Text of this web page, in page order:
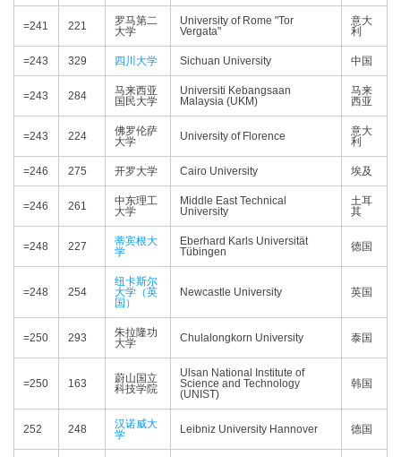
=241 221
罗马第二
大学
University of Rome "Tor
Vergata"
意大
利
=243 329 四川大学 Sichuan University 中国
=243 284
马来西亚
国民大学
Universiti Kebangsaan
Malaysia (UKM)
马来
西亚
=243 224
佛罗伦萨
大学
University of Florence
意大
利
=246 275 开罗大学 Cairo University 埃及
=246 261
中东理工
大学
Middle East Technical
University
土耳
其
=248 227
蒂宾根大
学
Eberhard Karls Universität
Tübingen
德国
=248 254
纽卡斯尔
大学（英
国）
Newcastle University 英国
=250 293
朱拉隆功
大学
Chulalongkorn University 泰国
=250 163
蔚山国立
科技学院
Ulsan National Institute of
Science and Technology
(UNIST)
韩国
252 248
汉诺威大
学
Leibniz University Hannover 德国